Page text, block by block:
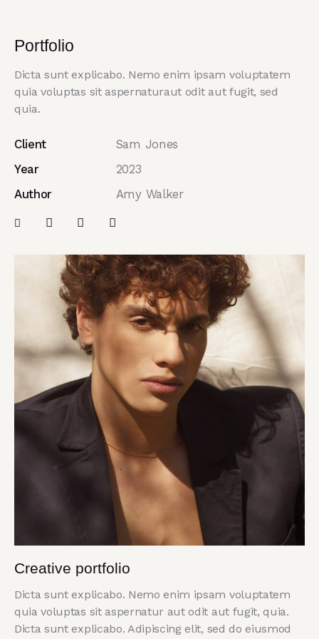
Portfolio
Creative portfolio
Dicta sunt explicabo. Nemo enim ipsam voluptatem
quia voluptas sit aspernatur aut odit aut fugit, quia.
Dicta sunt explicabo. Adipiscing elit, sed do eiusmod
Dicta sunt explicabo. Nemo enim ipsam voluptatem
quia voluptas sit aspernaturaut odit aut fugit, sed
quia.
Client
Sam Jones
Year
2023
Author
Amy Walker